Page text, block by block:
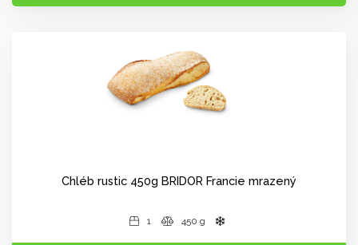
Chléb rustic 450g BRIDOR Francie mrazený
1 450 g